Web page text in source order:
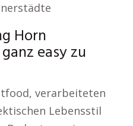
Horn
easy zu
verarbeiteten
Lebensstil